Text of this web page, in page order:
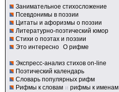
Занимательное стихосложение
Псевдонимы в поэзии
Цитаты и афоризмы о поэзии
Литературно-поэтический юмор
Стихи о поэтах и поэзии
Это интересно О рифме
Экспресс-анализ стихов on-line
Поэтический календарь
Словарь популярных рифм
Рифмы к словам и рифмы к именам